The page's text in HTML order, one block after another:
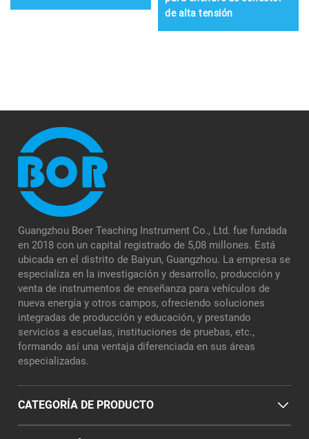
de alta tensión
Guangzhou Boer Teaching Instrument Co., Ltd. fue fundada
en 2018 con un capital registrado de 5,08 millones. Está
ubicada en el distrito de Baiyun, Guangzhou. La empresa se
especializa en la investigación y desarrollo, producción y
venta de instrumentos de enseñanza para vehículos de
nueva energía y otros campos, ofreciendo soluciones
integradas de producción y educación, y prestando
servicios a escuelas, instituciones de pruebas, etc.,
formando así una ventaja diferenciada en sus áreas
especializadas.
CATEGORÍA DE PRODUCTO